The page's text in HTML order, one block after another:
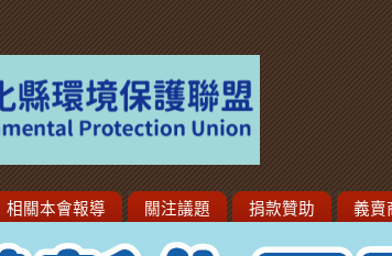
相關本會報導 關注議題 捐款贊助 義賣